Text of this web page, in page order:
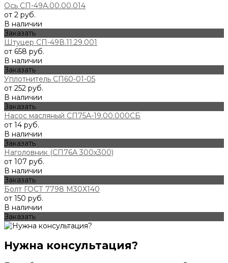
Ось СП-49А.00.00.014
от 2 руб.
В наличии
Заказать
Штуцер СП-49В.11.29.001
от 658 руб.
В наличии
Заказать
Уплотнитель СП60-01-05
от 252 руб.
В наличии
Заказать
Насос масляный СП75А-19.00.000СБ
от 14 руб.
В наличии
Заказать
Наголовник (СП76А 300х300)
от 107 руб.
В наличии
Заказать
Болт ГОСТ 7798 М30Х140
от 150 руб.
В наличии
Заказать
Нужна консультация?